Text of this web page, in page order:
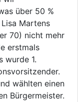
über 50 %
Martens
70) nicht mehr
erstmals
wurde 1.
wählten einen
Bürgermeister.